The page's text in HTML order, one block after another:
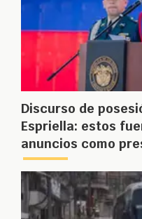
Discurso de
Espriella: estos
anuncios como